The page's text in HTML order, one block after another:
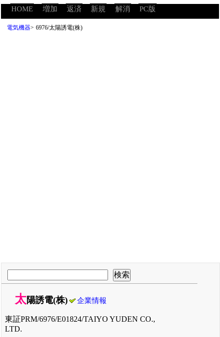
HOME 増加 返済 新規 解消 PC版
電気機器> 6976/太陽誘電(株)
太陽誘電(株) 企業情報
東証PRM/6976/E01824/TAIYO YUDEN CO.,
LTD.